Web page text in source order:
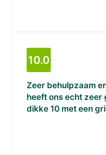
10.0
Zeer behulpzaam
heeft ons echt zeer
dikke 10 met een